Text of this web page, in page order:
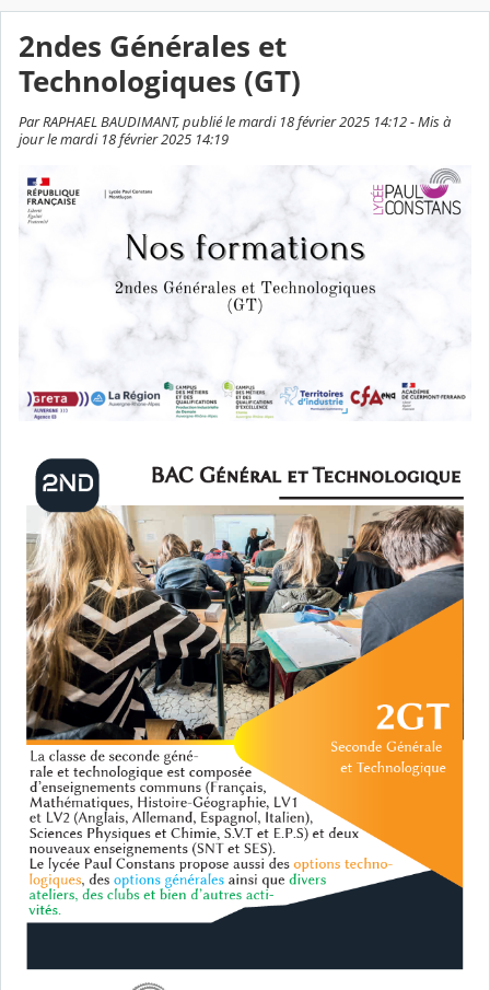
2ndes Générales et
Technologiques (GT)
Par RAPHAEL BAUDIMANT, publié le mardi 18 février 2025 14:12 - Mis à
jour le mardi 18 février 2025 14:19